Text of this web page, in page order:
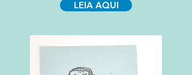
LEIA AQUI